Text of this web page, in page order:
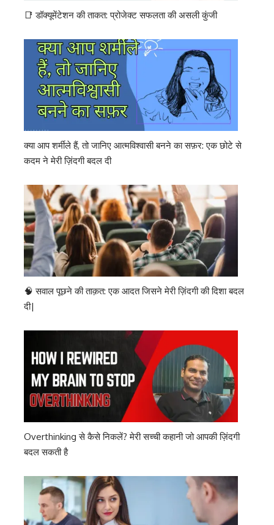
📑 डॉक्यूमेंटेशन की ताकत: प्रोजेक्ट सफलता की असली कुंजी
क्या आप शर्मीले हैं, तो जानिए आत्मविश्वासी बनने का सफ़र: एक छोटे से
कदम ने मेरी ज़िंदगी बदल दी
🧠 सवाल पूछने की ताक़त: एक आदत जिसने मेरी ज़िंदगी की दिशा बदल
दी|
Overthinking से कैसे निकलें? मेरी सच्ची कहानी जो आपकी ज़िंदगी
बदल सकती है